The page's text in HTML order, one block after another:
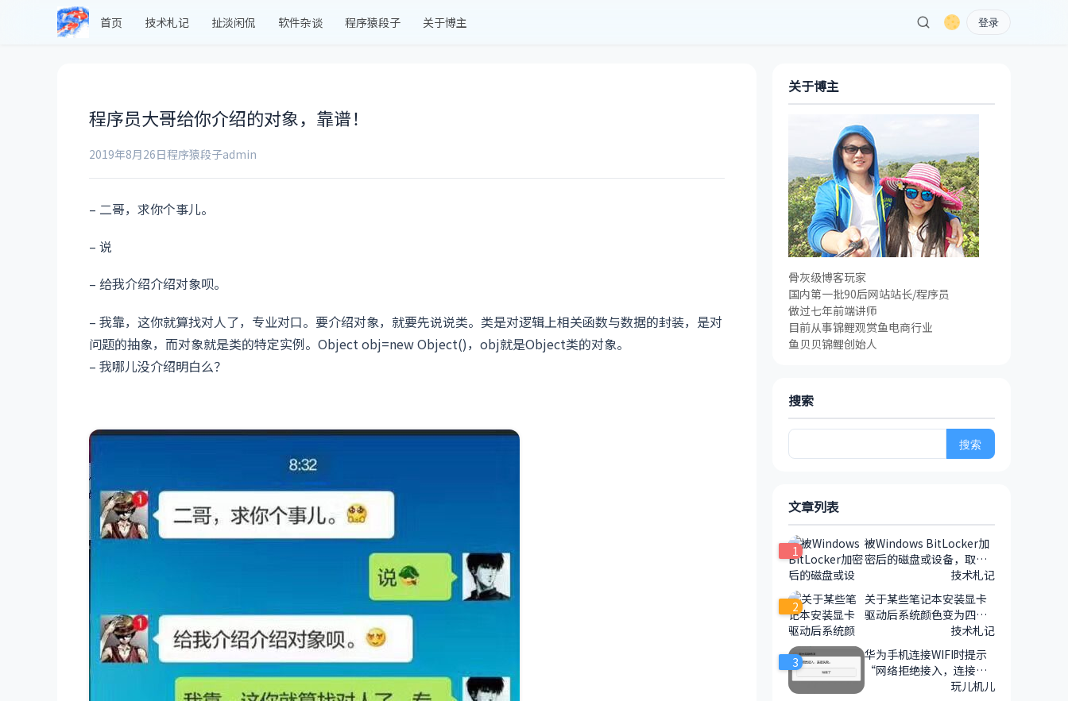
首页 技术札记 扯淡闲侃 软件杂谈 程序猿段子 关于博主 登录
程序员大哥给你介绍的对象，靠谱！
2019年8月26日程序猿段子admin
– 二哥，求你个事儿。
– 说
– 给我介绍介绍对象呗。
– 我靠，这你就算找对人了，专业对口。要介绍对象，就要先说说类。类是对逻辑上相关函数与数据的封装，是对
问题的抽象，而对象就是类的特定实例。Object obj=new Object()，obj就是Object类的对象。
– 我哪儿没介绍明白么？
关于博主
骨灰级博客玩家
国内第一批90后网站站长/程序员
做过七年前端讲师
目前从事锦鲤观赏鱼电商行业
鱼贝贝锦鲤创始人
搜索
搜
文章列表
1
被Windows BitLocker加
密后的磁盘或设备，取消
加密会丢失数据吗？技术札记
2
关于某些笔记本安装显卡
驱动后系统颜色变为四位
技术札记
3
华为手机连接WIFI时提示
“网络拒绝接入，连接失
败”的一种原因和解决方
玩儿机儿